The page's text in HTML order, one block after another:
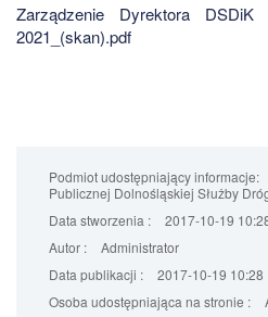
Zarządzenie Dyrektora DSDiK
2021_(skan).pdf
Podmiot udostępniający informacje:
Publicznej Dolnośląskiej Służby
Data stworzenia :
2017-10-19
Autor :
Administrator
Data publikacji :
2017-10-19 10:28
Osoba udostępniająca na stronie :